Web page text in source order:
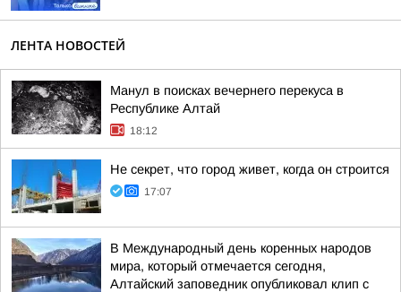
ЛЕНТА НОВОСТЕЙ
Манул в поисках вечернего перекуса в
Республике Алтай
18:12
Не секрет, что город живет, когда он строится
17:07
В Международный день коренных народов
мира, который отмечается сегодня,
Алтайский заповедник опубликовал клип с